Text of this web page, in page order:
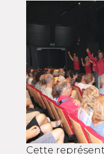
Cette